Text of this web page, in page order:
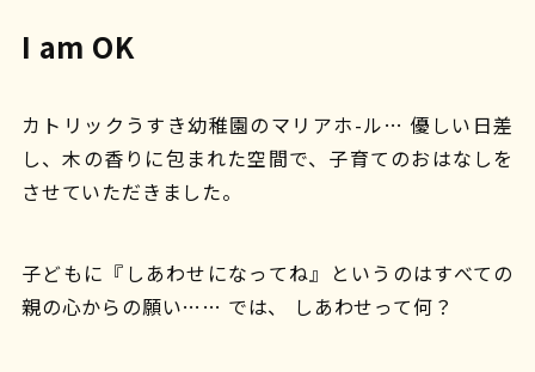
I am OK
カトリックうすき幼稚園のマリアホ-ル… 優しい日差
し、木の香りに包まれた空間で、子育てのおはなしを
させていただきました。
子どもに『しあわせになってね』というのはすべての
親の心からの願い…… では、 しあわせって何？